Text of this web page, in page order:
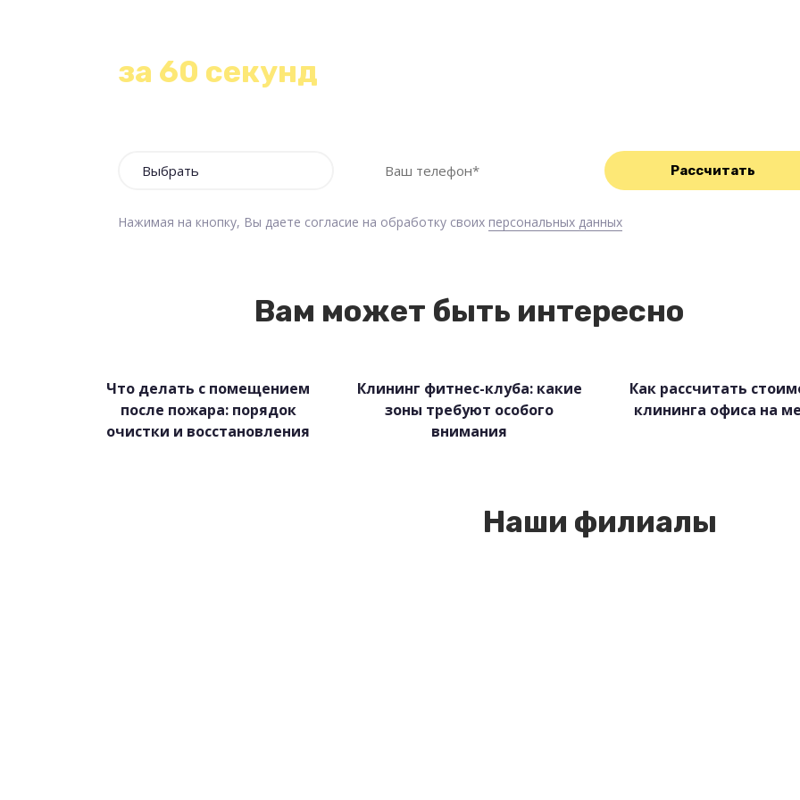
за 60 секунд
Нажимая на кнопку, Вы даете согласие на обработку своих персональных данных
Вам может быть интересно
Что делать с помещением
после пожара: порядок
очистки и восстановления
Клининг фитнес-клуба: какие
зоны требуют особого
внимания
Как рассчитать
клининга офиса на
Наши филиалы